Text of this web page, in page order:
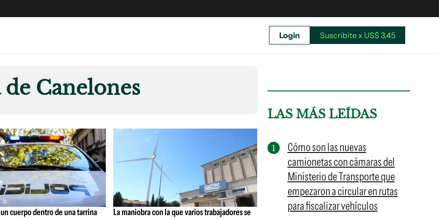
Unidos
Suscribite x US$ 3,45
Login Suscribite x US$ 3,45
de Canelones
cuerpo dentro de una tarrina
La maniobra con la que varios trabajadores se
LAS MÁS LEÍDAS
Cómo son las nuevas
camionetas con cámaras del
Ministerio de Transporte que
empezaron a circular en rutas
para fiscalizar vehículos